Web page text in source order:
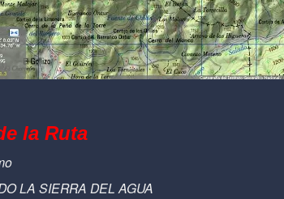
la Ruta
LA SIERRA DEL AGUA